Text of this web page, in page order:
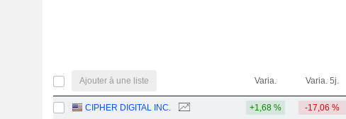
Ajouter à une liste Varia. Varia. 5j.
CIPHER DIGITAL INC. +1,68 % -17,06 %